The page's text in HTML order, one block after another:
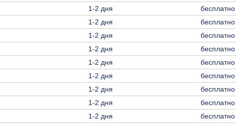
1-2 дня
бесплатно
1-2 дня
бесплатно
1-2 дня
бесплатно
1-2 дня
бесплатно
1-2 дня
бесплатно
1-2 дня
бесплатно
1-2 дня
бесплатно
1-2 дня
бесплатно
1-2 дня
бесплатно